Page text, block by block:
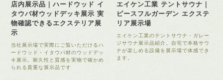
店内展示品｜ハードウッド イ
タウバ材ウッドデッキ展示 実
物確認できるエクステリア展
示
当社展示場で実際にご覧いただけるハ
ードウッド・イタウバ材のウッドデッ
キ展示。耐久性と質感を実物で確かめ
られる貴重な展示品です
エイケン工業 テントサウナ｜
ピースフルガーデン エクステ
リア展示場
エイケン工業のテントサウナ・ガレー
ジサウナ展示品紹介。自宅で本格サウ
ナが楽しめる設備を展示場で体感でき
ます。